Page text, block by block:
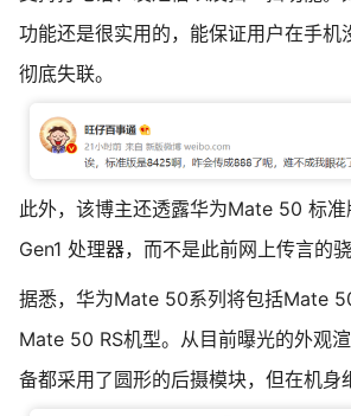
功能还是很实用的，能保证用户在手机
彻底失联。
此外，该博主还透露华为Mate 50 标
Gen1 处理器，而不是此前网上传言的
据悉，华为Mate 50系列将包括Mate
Mate 50 RS机型。从目前曝光的外观
备都采用了圆形的后摄模块，但在机身